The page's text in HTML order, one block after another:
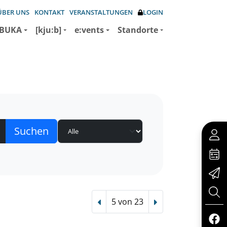
UNS KONTAKT VERANSTALTUNGEN LOGIN
[kju:b] e:vents Standorte
Vorheriger Treffer
5 von 23 Nächster Treffer